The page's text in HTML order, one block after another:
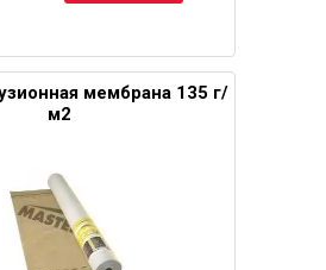
мембрана 135 г/
м2